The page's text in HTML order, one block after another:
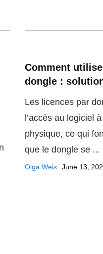
Comment
dongle :
Les licences par
l’accès au logiciel
physique, ce qui
que le dongle se ...
Olga Weis June 13,